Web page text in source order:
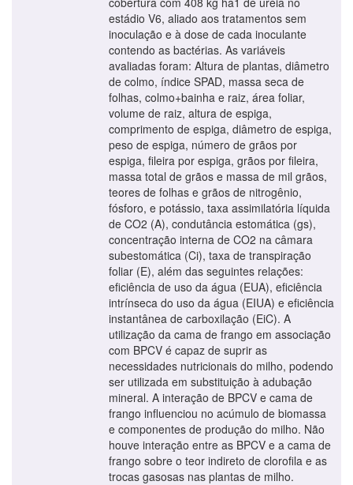
estádio V6, aliado aos tratamentos sem
inoculação e à dose de cada inoculante
contendo as bactérias. As variáveis
avaliadas foram: Altura de plantas, diâmetro
de colmo, índice SPAD, massa seca de
folhas, colmo+bainha e raiz, área foliar,
volume de raiz, altura de espiga,
comprimento de espiga, diâmetro de espiga,
peso de espiga, número de grãos por
espiga, fileira por espiga, grãos por fileira,
massa total de grãos e massa de mil grãos,
teores de folhas e grãos de nitrogênio,
fósforo, e potássio, taxa assimilatória líquida
de CO2 (A), condutância estomática (gs),
concentração interna de CO2 na câmara
subestomática (Ci), taxa de transpiração
foliar (E), além das seguintes relações:
eficiência de uso da água (EUA), eficiência
intrínseca do uso da água (EIUA) e eficiência
instantânea de carboxilação (EiC). A
utilização da cama de frango em associação
com BPCV é capaz de suprir as
necessidades nutricionais do milho, podendo
ser utilizada em substituição à adubação
mineral. A interação de BPCV e cama de
frango influenciou no acúmulo de biomassa
e componentes de produção do milho. Não
houve interação entre as BPCV e a cama de
frango sobre o teor indireto de clorofila e as
trocas gasosas nas plantas de milho.